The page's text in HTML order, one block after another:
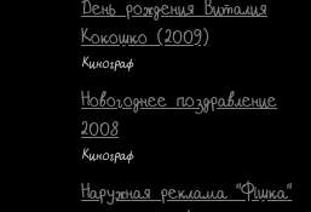
День рождения Виталия
Кокошко (2009)
Кинограф
Новогоднее поздравление
2008
Кинограф
Наружная реклама "Фішка"